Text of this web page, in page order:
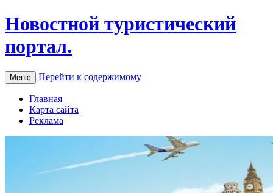
Новостной туристический
портал.
Меню Перейти к содержимому
Главная
Карта сайта
Реклама